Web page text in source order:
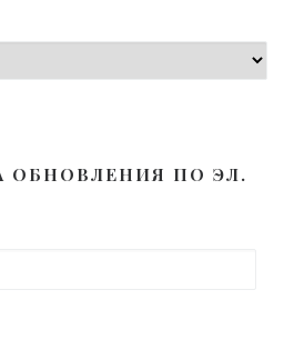
ОБНОВЛЕНИЯ ПО ЭЛ.